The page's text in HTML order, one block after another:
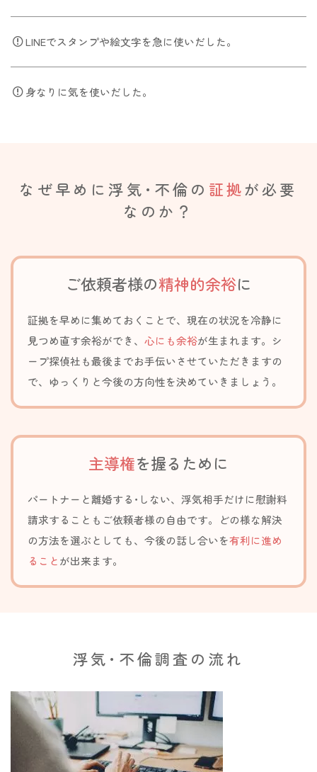
LINEでスタンプや絵文字を急に使いだした。
身なりに気を使いだした。
なぜ早めに浮気･不倫の 証拠が必要
なのか？
ご依頼者様の精神的余裕に
証拠を早めに集めておくことで、現在の状況を冷静に
見つめ直す余裕ができ、 心にも余裕が生まれます。 シ
ープ探偵社も最後までお手伝いさせていただきますの
で、ゆっくりと今後の方向性を決めていきましょう。
主導権を握るために
パートナーと離婚する･しない、浮気相手だけに慰謝料
請求することもご依頼者様の自由です。どの様な解決
の方法を選ぶとしても、今後の話し合いを有利に進め
ることが出来ます。
浮気･不倫調査の流れ